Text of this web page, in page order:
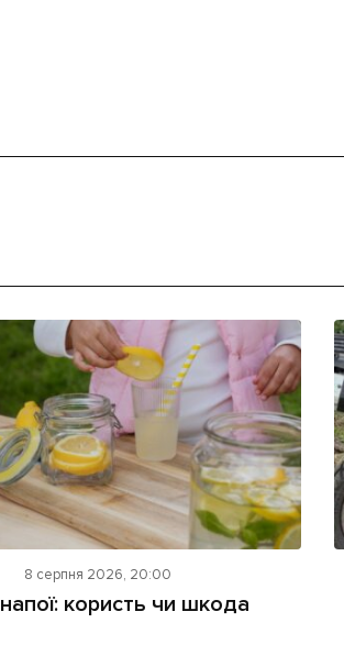
8 серпня 2026, 20:00
напої: користь чи шкода